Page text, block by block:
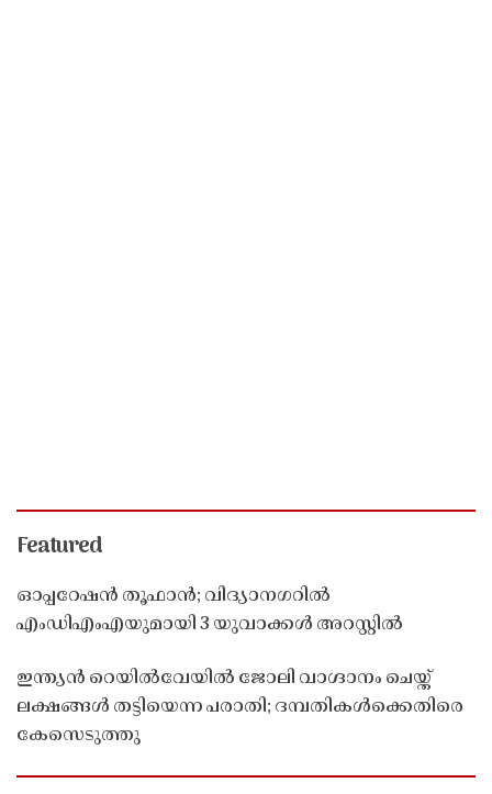
Featured
ഓപ്പറേഷൻ തൂഫാൻ; വിദ്യാനഗറിൽ
എംഡിഎംഎയുമായി 3 യുവാക്കൾ അറസ്റ്റിൽ
ഇന്ത്യൻ റെയിൽവേയിൽ ജോലി വാഗ്ദാനം ചെയ്ത്
ലക്ഷങ്ങൾ തട്ടിയെന്ന പരാതി; ദമ്പതികൾക്കെതിരെ
കേസെടുത്തു